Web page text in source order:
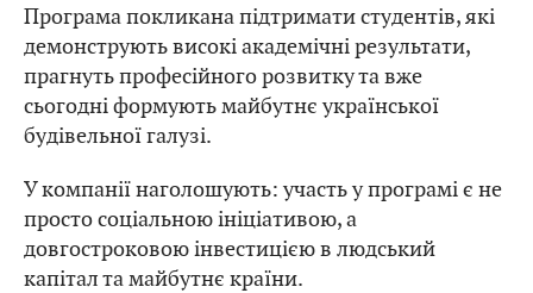
Програма покликана підтримати студентів, які
демонструють високі академічні результати,
прагнуть професійного розвитку та вже
сьогодні формують майбутнє української
будівельної галузі.
У компанії наголошують: участь у програмі є не
просто соціальною ініціативою, а
довгостроковою інвестицією в людський
капітал та майбутнє країни.